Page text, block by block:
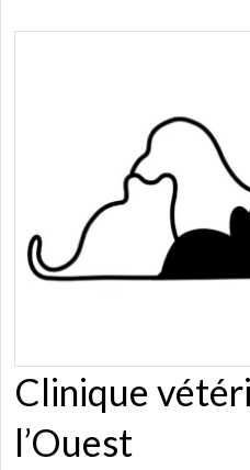
Clinique
l’Ouest